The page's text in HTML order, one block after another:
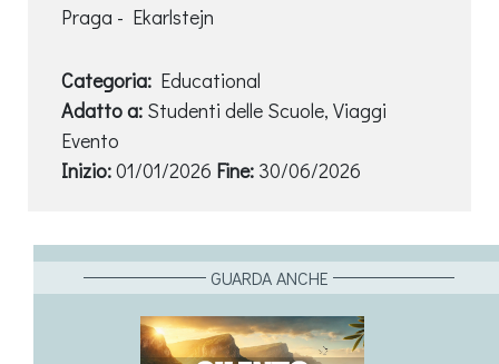
Praga - Ekarlstejn
Categoria: Educational
Adatto a: Studenti delle Scuole, Viaggi
Evento
Inizio:01/01/2026 Fine: 30/06/2026
GUARDA ANCHE